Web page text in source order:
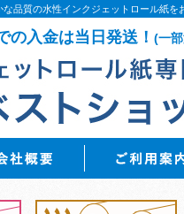
品質の水性インクジェットロール紙を
の入金は当日発送！ (一